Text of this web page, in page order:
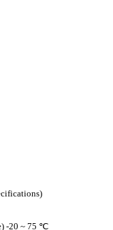
-20 ~ 75 ℃